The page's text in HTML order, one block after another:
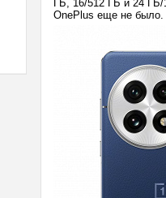
ГБ, 16/512 ГБ и 24
OnePlus еще не было.